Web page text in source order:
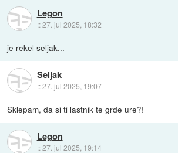
Legon
::27. jul 2025, 18:32
je rekel seljak...
Seljak
::27. jul 2025, 19:07
Sklepam, da si ti lastnik te grde ure?!
Legon
::27. jul 2025, 19:14